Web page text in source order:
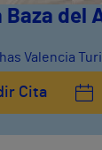
Baza del
Valencia
Cita